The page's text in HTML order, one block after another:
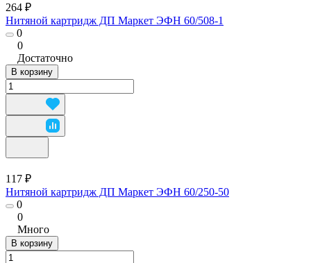
264 ₽
Нитяной картридж ДП Маркет ЭФН 60/508-1
0
0
Достаточно
В корзину
117 ₽
Нитяной картридж ДП Маркет ЭФН 60/250-50
0
0
Много
В корзину